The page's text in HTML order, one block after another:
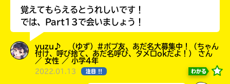
覚えてもらえるとうれしいです！
では、Part13で会いましょう！
yuzu♪ （ゆず）#ポプ友、あだ名大募集中！（ちゃん
付け、呼び捨て、あだ名呼び、タメ口okだよ！） さん
／ 女性 ／ 小学4年
2022.01.13 注目 !! わかる